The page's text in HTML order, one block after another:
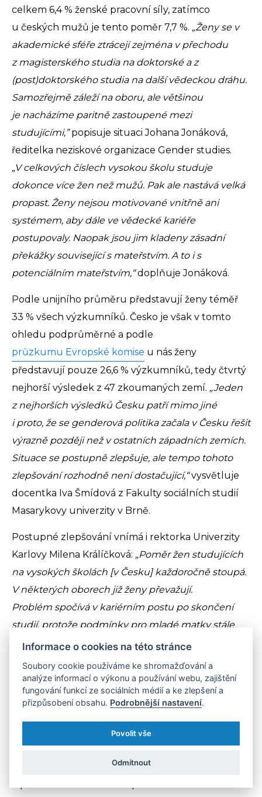
celkem 6,4 % ženské pracovní síly, zatímco
u českých mužů je tento poměr 7,7 %. „Ženy se v
akademické sféře ztrácejí zejména v přechodu
z magisterského studia na doktorské a z
(post)doktorského studia na další vědeckou dráhu.
Samozřejmě záleží na oboru, ale většinou
je nacházíme paritně zastoupené mezi
studujícími,”popisuje situaci Johana Jonáková,
ředitelka neziskové organizace Gender studies.
„V celkových číslech vysokou školu studuje
dokonce více žen než mužů. Pak ale nastává velká
propast. Ženy nejsou motivované vnitřně ani
systémem, aby dále ve vědecké kariéře
postupovaly. Naopak jsou jim kladeny zásadní
překážky související s mateřstvím. A to i s
potenciálním mateřstvím,“doplňuje Jonáková.
Podle unijního průměru představují ženy téměř
33 % všech výzkumníků. Česko je však v tomto
ohledu podprůměrné a podle
průzkumu Evropské komise u nás ženy
představují pouze 26,6 % výzkumníků, tedy čtvrtý
nejhorší výsledek z 47 zkoumaných zemí. „Jeden
z nejhorších výsledků Česku patří mimo jiné
i proto, že se genderová politika začala v Česku řešit
výrazně později než v ostatních západních zemích.
Situace se postupně zlepšuje, ale tempo tohoto
zlepšování rozhodně není dostačující,“vysvětluje
docentka Iva Šmídová z Fakulty sociálních studií
Masarykovy univerzity v Brně.
Postupné zlepšování vnímá i rektorka Univerzity
Karlovy Milena Králíčková: „Poměr žen studujících
na vysokých školách [v Česku] každoročně stoupá.
V některých oborech již ženy převažují.
Problém spočívá v kariérním postu po skončení
studií, protože podmínky pro mladé matky stále
nejsou všude dostatečně příznivé. Věřím však,
že se situace zlepší. Kroky k nápravě jsou již
mnohde patrné.“
Chybí zkrácené úvazky, podpora
v rodičovství a flexibilita
Informace o cookies na této stránce
Soubory cookie používáme ke shromažďování a
analýze informací o výkonu a používání webu, zajištění
fungování funkcí ze sociálních médií a ke zlepšení a
přizpůsobení obsahu. Podrobnější nastavení.
Povolit vše
Odmítnout